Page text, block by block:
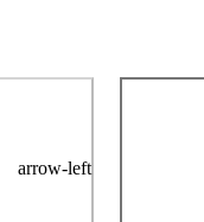
arrow-left